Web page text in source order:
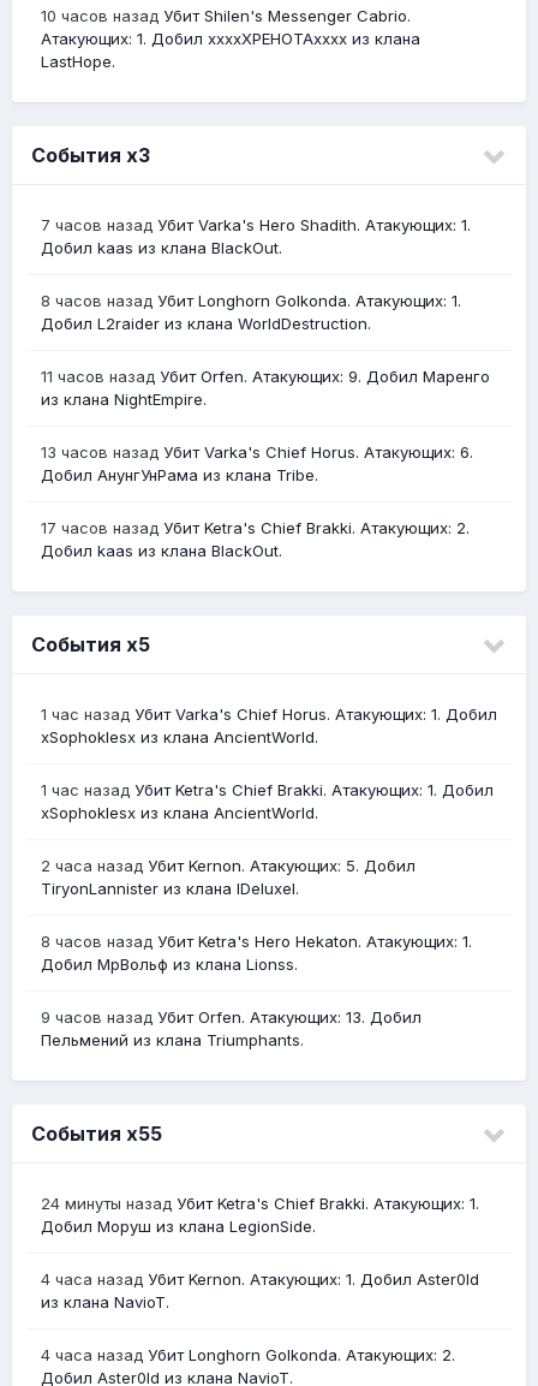
10 часов назад Убит Shilen's Messenger Cabrio.
Атакующих: 1. Добил ххххХРЕНОТАхххх из клана
LastHope.
События х3
7 часов назад Убит Varka's Hero Shadith. Атакующих: 1.
Добил kaas из клана BlackOut.
8 часов назад Убит Longhorn Golkonda. Атакующих: 1.
Добил L2raider из клана WorldDestruction.
11 часов назад Убит Orfen. Атакующих: 9. Добил Маренго
из клана NightEmpire.
13 часов назад Убит Varka's Chief Horus. Атакующих: 6.
Добил АнунгУнРама из клана Tribe.
17 часов назад Убит Ketra's Chief Brakki. Атакующих: 2.
Добил kaas из клана BlackOut.
События х5
1 час назад Убит Varka's Chief Horus. Атакующих: 1. Добил
xSophoklesx из клана AncientWorld.
1 час назад Убит Ketra's Chief Brakki. Атакующих: 1. Добил
xSophoklesx из клана AncientWorld.
2 часа назад Убит Kernon. Атакующих: 5. Добил
TiryonLannister из клана lDeluxel.
8 часов назад Убит Ketra's Hero Hekaton. Атакующих: 1.
Добил МрВольф из клана Lionss.
9 часов назад Убит Orfen. Атакующих: 13. Добил
Пельмений из клана Triumphants.
События х55
24 минуты назад Убит Ketra's Chief Brakki. Атакующих: 1.
Добил Моруш из клана LegionSide.
4 часа назад Убит Kernon. Атакующих: 1. Добил Aster0Id
из клана NavioT.
4 часа назад Убит Longhorn Golkonda. Атакующих: 2.
Добил Aster0Id из клана NavioT.